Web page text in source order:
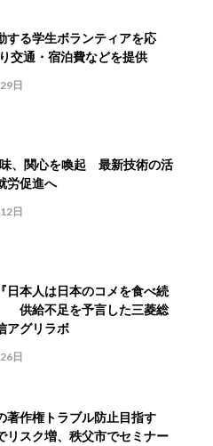
する学生ボランティアを応
交通・宿泊費などを提供
日
、関心を喚起 最新技術の活
労促進へ
日
日本人は日本のコメを食べ続
供給不足を予言した三菱総
グリラボ
日
著作権トラブル防止目指す
リスク増、秩父市でセミナー